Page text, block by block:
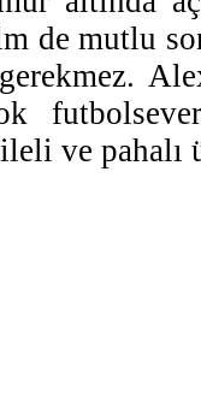
de mutlu
ve pahalı